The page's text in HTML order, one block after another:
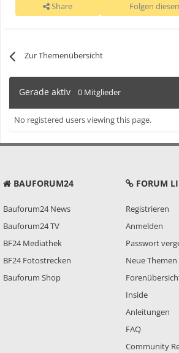
Share Folgen
Zur Themenübersicht
Gerade aktiv 0 Mitglieder
No registered users viewing this page.
BAUFORUM24
Bauforum24 News
Bauforum24 TV
BF24 Mediathek
BF24 Fotostrecken
Bauforum Shop
FORUM
Registrieren
Anmelden
Passwort
Neue Themen
Inside
Anleitungen
FAQ
Community